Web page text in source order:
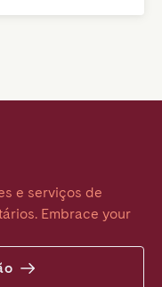
e serviços de
Embrace your